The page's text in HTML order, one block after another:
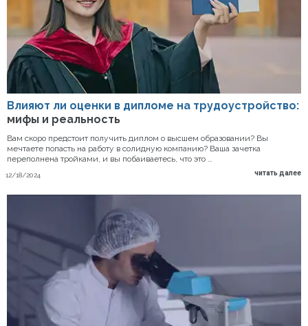
Влияют ли оценки в дипломе на трудоустройство:
мифы и реальность
12/18/2024
Вам скоро предстоит получить диплом о высшем образовании? Вы
мечтаете попасть на работу в солидную компанию? Ваша зачетка
переполнена тройками, и вы побаиваетесь, что это …
читать далее